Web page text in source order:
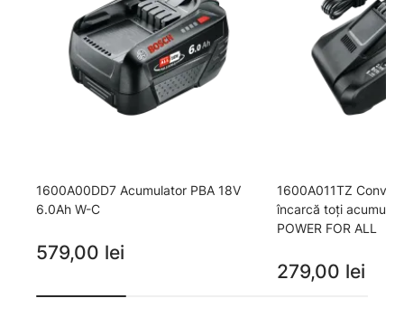
1600A00DD7 Acumulator PBA 18V
6.0Ah W-C
579,00 lei
1600A011TZ
încarcă toţi
POWER FOR ALL
279,00 lei